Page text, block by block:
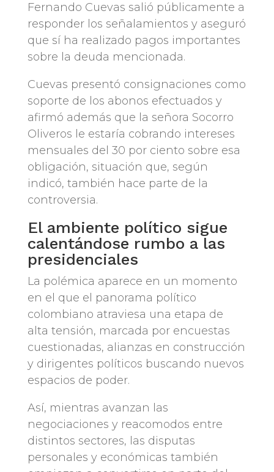
Fernando Cuevas salió públicamente a
responder los señalamientos y aseguró
que sí ha realizado pagos importantes
sobre la deuda mencionada.
Cuevas presentó consignaciones como
soporte de los abonos efectuados y
afirmó además que la señora Socorro
Oliveros le estaría cobrando intereses
mensuales del 30 por ciento sobre esa
obligación, situación que, según
indicó, también hace parte de la
controversia.
El ambiente político sigue
calentándose rumbo a las
presidenciales
La polémica aparece en un momento
en el que el panorama político
colombiano atraviesa una etapa de
alta tensión, marcada por encuestas
cuestionadas, alianzas en construcción
y dirigentes políticos buscando nuevos
espacios de poder.
Así, mientras avanzan las
negociaciones y reacomodos entre
distintos sectores, las disputas
personales y económicas también